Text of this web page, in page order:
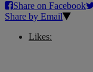
Share on Facebook
Share by Email
Likes: